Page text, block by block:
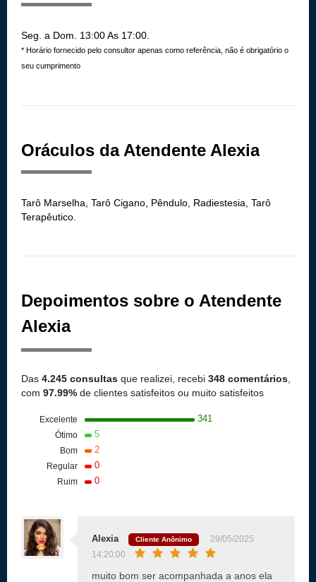
Seg. a Dom. 13:00 As 17:00.
* Horário fornecido pelo consultor apenas como referência, não é obrigatório o
seu cumprimento
Oráculos da Atendente Alexia
Tarô Marselha, Tarô Cigano, Pêndulo, Radiestesia, Tarô
Terapêutico.
Depoimentos sobre o Atendente
Alexia
Das 4.245 consultas que realizei, recebi 348 comentários
com 97.99% de clientes satisfeitos ou muito satisfeitos
Excelente 341
Ótimo 5
Bom 2
Regular 0
Ruim 0
Alexia Cliente Anônimo
29/05/2025
14:20:00
muito bom ser acompanhada a anos ela